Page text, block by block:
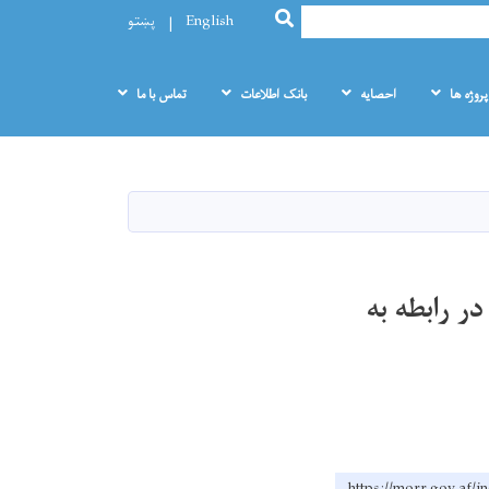
SEARCH
English پښتو
پروژه ها احصایه بانک اطلاعات تماس با ما
رابطه به